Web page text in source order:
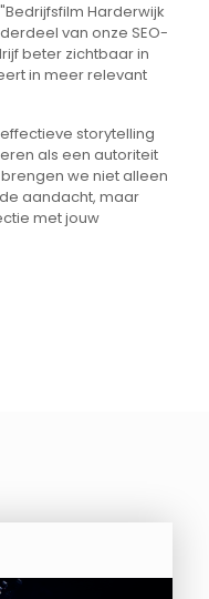
Harderwijk
van onze SEO-
beter zichtbaar in
in meer relevant
storytelling
als een autoriteit
we niet alleen
aandacht, maar
met jouw